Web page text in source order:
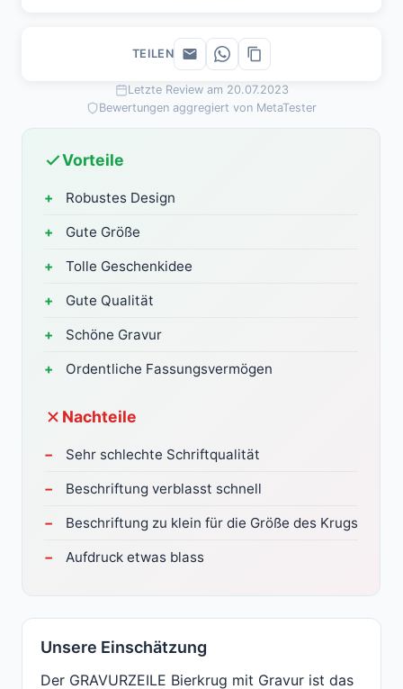
Letzte Review am 20.07.2023
Bewertungen aggregiert von MetaTester
Vorteile
Robustes Design
Gute Größe
Tolle Geschenkidee
Gute Qualität
Schöne Gravur
Ordentliche Fassungsvermögen
Nachteile
Sehr schlechte Schriftqualität
Beschriftung verblasst schnell
Beschriftung zu klein für die Größe des Krugs
Aufdruck etwas blass
Unsere Einschätzung
Der GRAVURZEILE Bierkrug mit Gravur ist das
TEILEN